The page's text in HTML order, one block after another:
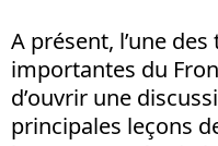
A présent, l’une
importantes du
d’ouvrir une
principales leçons